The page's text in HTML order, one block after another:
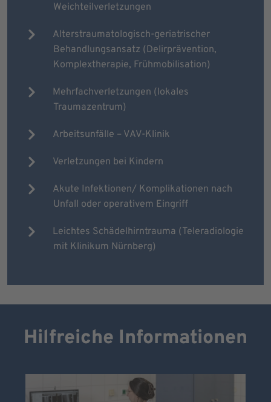
Weichteilverletzungen
Alterstraumatologisch-geriatrischer
Behandlungsansatz (Delirprävention,
Komplextherapie, Frühmobilisation)
Mehrfachverletzungen (lokales
Traumazentrum)
Arbeitsunfälle – VAV-Klinik
Verletzungen bei Kindern
Akute Infektionen/ Komplikationen nach
Unfall oder operativem Eingriff
Leichtes Schädelhirntrauma (Teleradiologie
mit Klinikum Nürnberg)
Hilfreiche Informationen